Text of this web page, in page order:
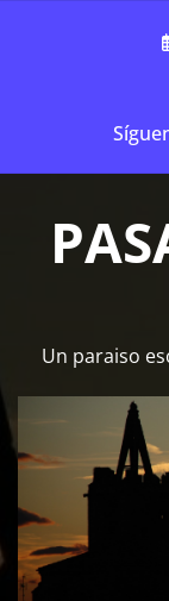
Un paraiso